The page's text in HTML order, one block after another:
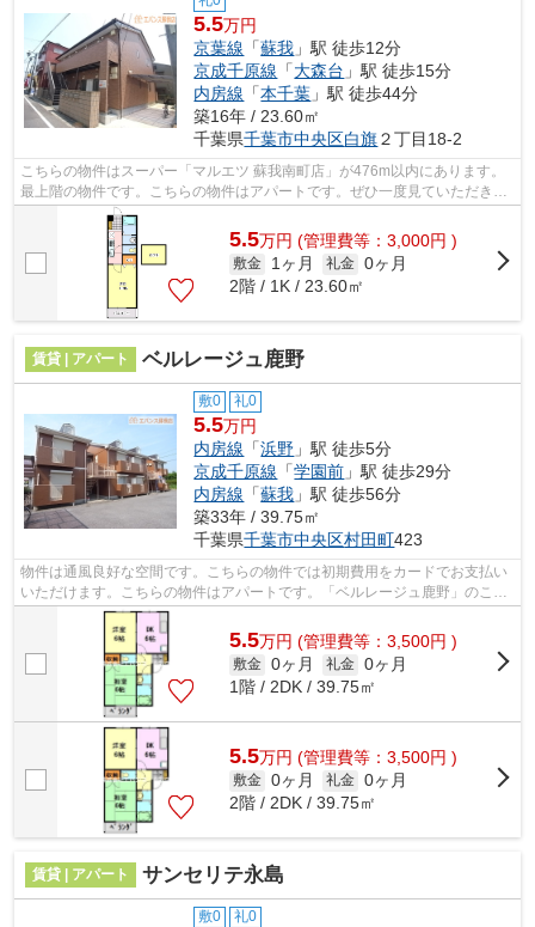
5.5万円
京葉線 「蘇我 」駅 徒歩12分
京成千原線 「大森台 」駅 徒歩15分
内房線 「本千葉 」駅 徒歩44分
築16年 / 23.60㎡
千葉県千葉市中央区白旗２丁目18-2
こちらの物件はスーパー「マルエツ 蘇我南町店」が476m以内にあります。
最上階の物件です。こちらの物件はアパートです。ぜひ一度見ていただきた
い、「メゾンクレール」です。いつでも...
5.5万円 (管理費等：3,000円 )
敷金 1ヶ月 礼金 0ヶ月
2階 / 1K / 23.60㎡
賃貸 | アパート ベルレージュ鹿野
敷0 礼0
5.5万円
内房線 「浜野 」駅 徒歩5分
京成千原線 「学園前 」駅 徒歩29分
内房線 「蘇我 」駅 徒歩56分
築33年 / 39.75㎡
千葉県千葉市中央区村田町423
物件は通風良好な空間です。こちらの物件では初期費用をカードでお支払い
いただけます。こちらの物件はアパートです。「ベルレージュ鹿野」のここ
がイチオシ。千葉市中央区エリアの賃...
5.5万円 (管理費等：3,500円 )
敷金 0ヶ月 礼金 0ヶ月
1階 / 2DK / 39.75㎡
5.5万円 (管理費等：3,500円 )
敷金 0ヶ月 礼金 0ヶ月
2階 / 2DK / 39.75㎡
賃貸 | アパート サンセリテ永島
敷0 礼0